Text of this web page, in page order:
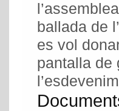
ballada de
es vol
pantalla de